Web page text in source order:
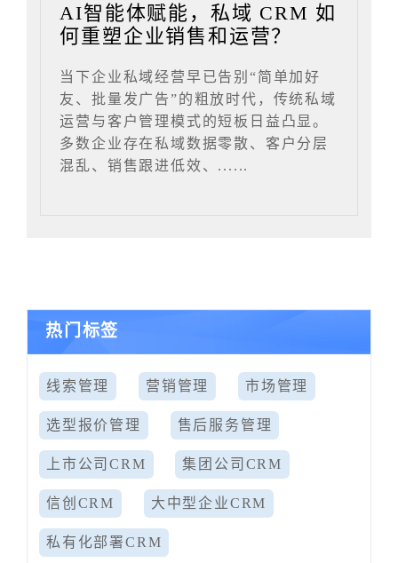
AI智能体赋能，私域 CRM 如
何重塑企业销售和运营？
当下企业私域经营早已告别“简单加好
友、批量发广告”的粗放时代，传统私域
运营与客户管理模式的短板日益凸显。
多数企业存在私域数据零散、客户分层
混乱、销售跟进低效、......
热门标签
线索管理 营销管理 市场管理
选型报价管理 售后服务管理
上市公司CRM 集团公司CRM
信创CRM 大中型企业CRM
私有化部署CRM